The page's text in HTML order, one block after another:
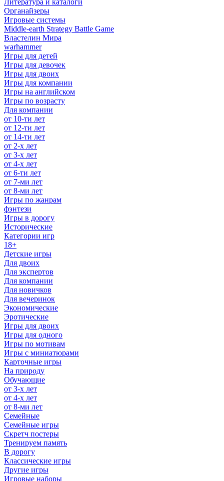
Литература и каталоги
Органайзеры
Игровые системы
Middle-earth Strategy Battle Game
Властелин Мира
warhammer
Игры для детей
Игры для девочек
Игры для двоих
Игры для компании
Игры на английском
Игры по возрасту
Для компании
от 10-ти лет
от 12-ти лет
от 14-ти лет
от 2-х лет
от 3-х лет
от 4-х лет
от 6-ти лет
от 7-ми лет
от 8-ми лет
Игры по жанрам
фэнтези
Игры в дорогу
Исторические
Категории игр
18+
Детские игры
Для двоих
Для экспертов
Для компании
Для новичков
Для вечеринок
Экономические
Эротические
Игры для двоих
Игры для одного
Игры по мотивам
Игры с миниатюрами
Карточные игры
На природу
Обучающие
от 3-х лет
от 4-х лет
от 8-ми лет
Семейные
Семейные игры
Скретч постеры
Тренируем память
В дорогу
Классические игры
Другие игры
Игровые наборы